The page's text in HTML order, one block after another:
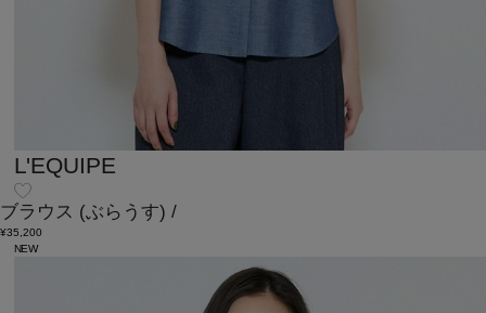
L'EQUIPE
ブラウス (ぶらうす) /
¥35,200
NEW